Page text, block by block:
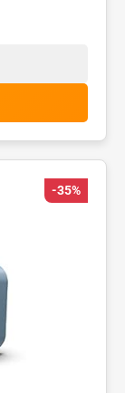
-35%